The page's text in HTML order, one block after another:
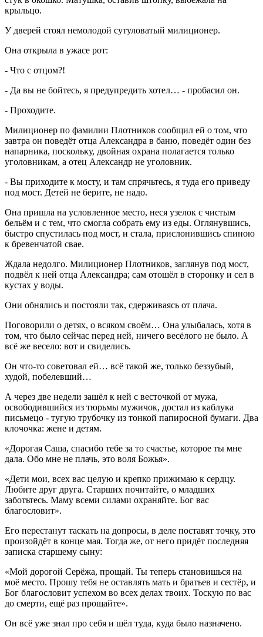
крыльцо.
У дверей стоял немолодой сутуловатый милиционер.
Она открыла в ужасе рот:
- Что с отцом?!
- Да вы не бойтесь, я предупредить хотел… - пробасил он.
- Проходите.
Милиционер по фамилии Плотников сообщил ей о том, что
завтра он поведёт отца Александра в баню, поведёт один без
напарника, поскольку, двойная охрана полагается только
уголовникам, а отец Александр не уголовник.
- Вы приходите к мосту, и там спрячьтесь, я туда его приведу
под мост. Детей не берите, не надо.
Она пришла на условленное место, неся узелок с чистым
бельём и с тем, что смогла собрать ему из еды. Оглянувшись,
быстро спустилась под мост, и стала, прислонившись спиною
к бревенчатой свае.
Ждала недолго. Милиционер Плотников, заглянув под мост,
подвёл к ней отца Александра; сам отошёл в сторонку и сел в
кустах у воды.
Они обнялись и постояли так, сдерживаясь от плача.
Поговорили о детях, о всяком своём… Она улыбалась, хотя в
том, что было сейчас перед ней, ничего весёлого не было. А
всё же весело: вот и свиделись.
Он что-то советовал ей… всё такой же, только беззубый,
худой, побелевший…
А через две недели зашёл к ней с весточкой от мужа,
освободившийся из тюрьмы мужичок, достал из каблука
письмецо - тугую трубочку из тонкой папиросной бумаги. Два
клочочка: жене и детям.
«Дорогая Саша, спасибо тебе за то счастье, которое ты мне
дала. Обо мне не плачь, это воля Божья».
«Дети мои, всех вас целую и крепко прижимаю к сердцу.
Любите друг друга. Старших почитайте, о младших
заботьтесь. Маму всеми силами охраняйте. Бог вас
благословит».
Его перестанут таскать на допросы, в деле поставят точку, это
произойдёт в конце мая. Тогда же, от него придёт последняя
записка старшему сыну:
«Мой дорогой Серёжа, прощай. Ты теперь становишься на
моё место. Прошу тебя не оставлять мать и братьев и сестёр, и
Бог благословит успехом во всех делах твоих. Тоскую по вас
до смерти, ещё раз прощайте».
Он всё уже знал про себя и шёл туда, куда было назначено.